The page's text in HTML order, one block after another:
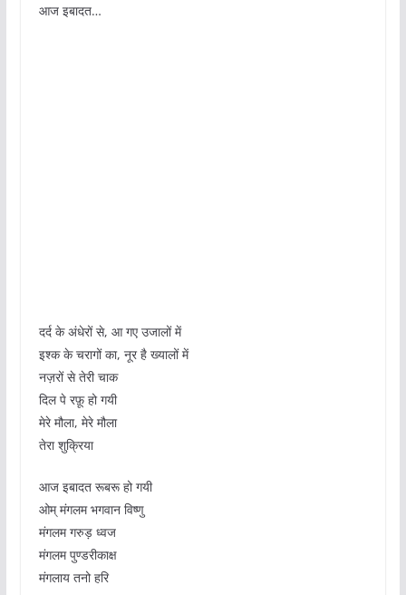
आज इबादत…
दर्द के अंधेरों से, आ गए उजालों में
इश्क के चरागों का, नूर है ख्यालों में
नज़रों से तेरी चाक
दिल पे रफ़ू हो गयी
मेरे मौला, मेरे मौला
तेरा शुक्रिया
आज इबादत रूबरू हो गयी
ओम् मंगलम भगवान विष्णु
मंगलम गरुड़ ध्वज
मंगलम पुण्डरीकाक्ष
मंगलाय तनो हरि